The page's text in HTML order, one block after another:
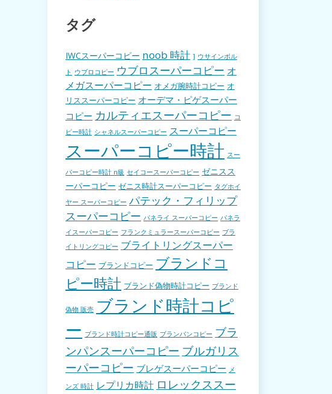
タグ
IWCスーパーコピー noob 時計 ] ウサインボル
ト ウブロコピー ウブロスーパーコピー オ
メガスーパーコピー オメガ腕時計コピー オ
リススーパーコピー オーデマ・ピゲスーパー
コピー カルティエスーパーコピー コ
ピー時計 シャネルスーパーコピー スーパーコピー
スーパーコピー時計 スー
パーコピー時計 n級 セイコースーパーコピー ゼニスス
ーパーコピー ゼニス時計スーパーコピー タグホイ
ヤー スーパーコピー パテック・フィリップ
スーパーコピー パネライ スーパーコピー パネラ
イスーパーコピー フランクミュラースーパーコピー ブラ
イトリングコピー ブライトリングスーパー
コピー ブランドコピー ブランドコ
ピー時計 ブランド偽物時計コピー ブランド
偽物 販売 ブランド時計コピ
ー ブランド時計コピー通販 ブランパンコピー ブラ
ンパンスーパーコピー ブルガリス
ーパーコピー ブレゲスーパーコピー メ
ンズ 時計 レプリカ時計 ロレックススー